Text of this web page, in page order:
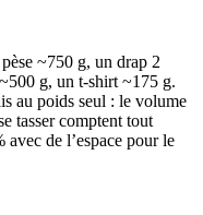
~750 g, un drap 2
g, un t-shirt ~175 g.
au poids seul : le volume
tasser comptent tout
de l’espace pour le